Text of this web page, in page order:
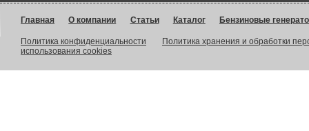
Главная О компании Статьи Каталог Бензиновые
Политика конфиденциальности
Политика хранения и обработки
использования cookies